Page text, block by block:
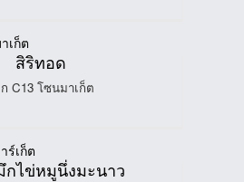
สิริทอด
C13 โซนมาเก็ต
กไข่หมูนึ่งมะนาว